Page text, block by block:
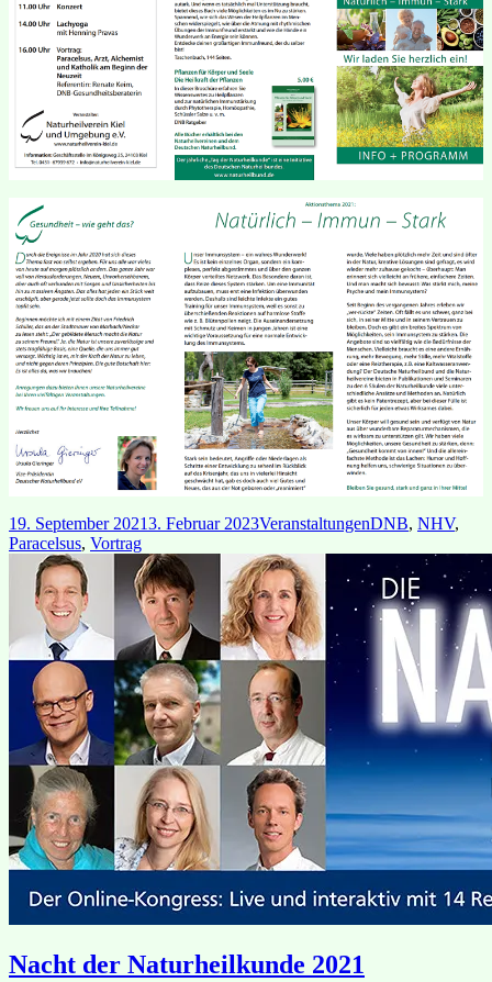
Veröffentlicht
am
19. September 20213. Februar 2023Kategorien
VeranstaltungenSchlagwörter
DNB, NHV,
Paracelsus, Vortrag
Nacht der Naturheilkunde 2021